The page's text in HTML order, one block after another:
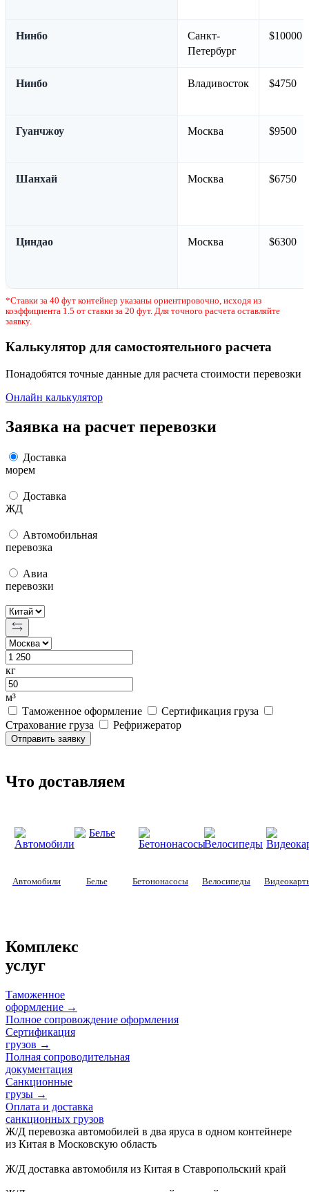
Нинбо
Санкт-
Петербург
$10000
Нинбо Владивосток $4750
Гуанчжоу Москва $9500
Шанхай Москва $6750
Циндао Москва $6300
*Ставки за 40 фут контейнер указаны ориентировочно, исходя из
коэффициента 1.5 от ставки за 20 фут. Для точного расчета оставляйте
заявку.
Калькулятор для самостоятельного расчета
Понадобятся точные данные для расчета стоимости перевозки
Онлайн калькулятор
Заявка на расчет перевозки
Доставка
морем
Доставка
ЖД
Автомобильная
перевозка
Авиа
перевозки
кг
м³
Таможенное оформление
Сертификация груза
Страхование груза
Рефрижератор
Отправить заявку
Что доставляем
Автомобили Белье Бетононасосы Велосипеды
Комплекс
услуг
Таможенное
оформление →
Полное сопровождение оформления
Сертификация
грузов →
Полная сопроводительная
документация
Санкционные
грузы →
Оплата и доставка
санкционных грузов
Ж/Д перевозка автомобилей в два яруса в одном контейнере
из Китая в Московскую область
Ж/Д доставка автомобиля из Китая в Ставропольский край